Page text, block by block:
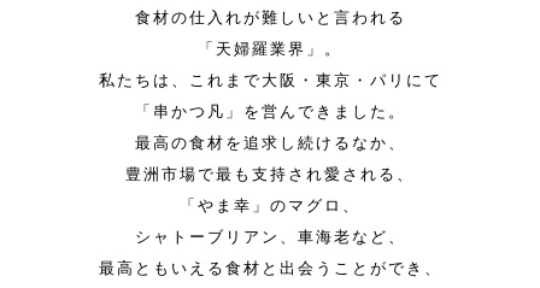
食材の仕入れが難しいと言われる
「天婦羅業界」。
私たちは、これまで大阪・東京・パリにて
「串かつ凡」を営んできました。
最高の食材を追求し続けるなか、
豊洲市場で最も支持され愛される、
「やま幸」のマグロ、
シャトーブリアン、車海老など、
最高ともいえる食材と出会うことができ、